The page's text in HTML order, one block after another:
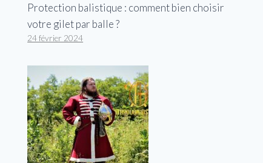
Protection balistique : comment bien choisir
votre gilet par balle ?
24 février 2024